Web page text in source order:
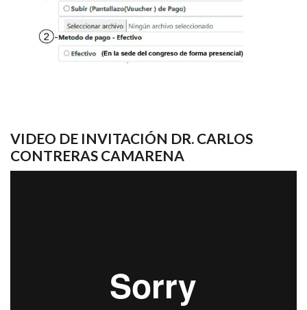
VIDEO DE INVITACIÓN DR. CARLOS
CONTRERAS CAMARENA